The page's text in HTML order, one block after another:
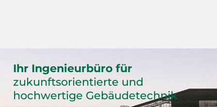
Ihr Ingenieurbüro für
zukunftsorientierte und
hochwertige Gebäudetechnik